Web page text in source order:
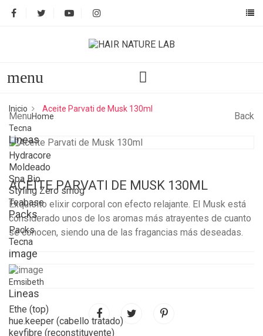
menu
Menu Back
Home
Tecna
Lineas
Hydracore
Moldeado
Spa Bio
Styling Zero smog
Teabase
Packs
Packs
Tecna
image
Emsibeth
Lineas
Ethe (top)
hue.keeper (cabello tratado)
keyfibre (reconstituyente)
Inicio Aceite Parvati de Musk 130ml
ACEITE PARVATI DE MUSK 130ML
Exquisito elixir corporal con efecto relajante. El Musk está
considerado unos de los aromas más atrayentes de cuanto
se conocen, siendo una de las fragancias más deseadas.